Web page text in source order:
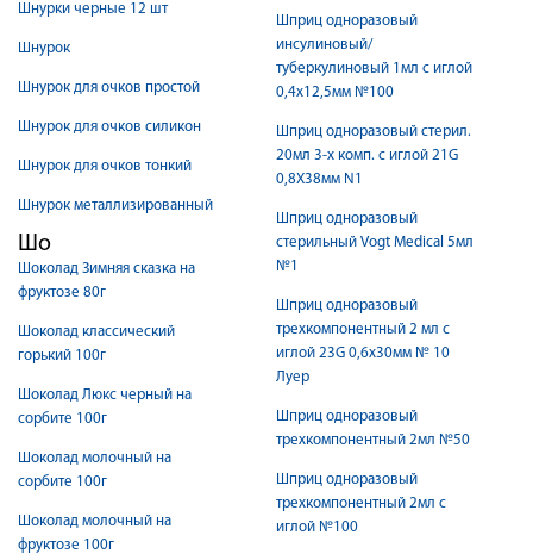
Шнурки черные 12 шт
Шнурок
Шнурок для очков простой
Шнурок для очков силикон
Шнурок для очков тонкий
Шнурок металлизированный
Шо
Шоколад Зимняя сказка на
фруктозе 80г
Шоколад классический
горький 100г
Шоколад Люкс черный на
сорбите 100г
Шоколад молочный на
сорбите 100г
Шоколад молочный на
фруктозе 100г
Шприц одноразовый
инсулиновый/
туберкулиновый 1мл с иглой
0,4х12,5мм №100
Шприц одноразовый стерил.
20мл 3-х комп. с иглой 21G
0,8X38мм N1
Шприц одноразовый
стерильный Vogt Medical 5мл
№1
Шприц одноразовый
трехкомпонентный 2 мл с
иглой 23G 0,6х30мм № 10
Луер
Шприц одноразовый
трехкомпонентный 2мл №50
Шприц одноразовый
трехкомпонентный 2мл с
иглой №100